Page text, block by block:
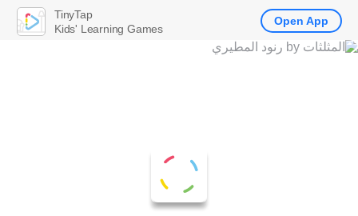
TinyTap
Kids' Learning Games
Open App